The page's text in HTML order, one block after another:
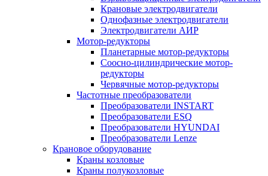
Крановые электродвигатели
Однофазные электродвигатели
Электродвигатели АИР
Мотор-редукторы
Планетарные мотор-редукторы
Соосно-цилиндрические мотор-
редукторы
Червячные мотор-редукторы
Частотные преобразователи
Преобразователи INSTART
Преобразователи ESQ
Преобразователи HYUNDAI
Преобразователи Lenze
Крановое оборудование
Краны козловые
Краны полукозловые